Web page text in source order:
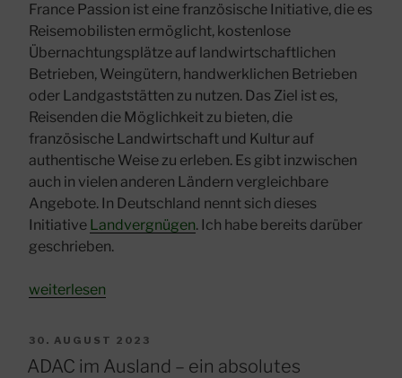
France Passion ist eine französische Initiative, die es
Reisemobilisten ermöglicht, kostenlose
Übernachtungsplätze auf landwirtschaftlichen
Betrieben, Weingütern, handwerklichen Betrieben
oder Landgaststätten zu nutzen. Das Ziel ist es,
Reisenden die Möglichkeit zu bieten, die
französische Landwirtschaft und Kultur auf
authentische Weise zu erleben. Es gibt inzwischen
auch in vielen anderen Ländern vergleichbare
Angebote. In Deutschland nennt sich dieses
Initiative Landvergnügen. Ich habe bereits darüber
geschrieben.
„France
weiterlesen
VERÖFFENTLICHT
AM
30. AUGUST 2023
ADAC im Ausland – ein absolutes